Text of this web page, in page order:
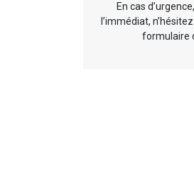
En cas
l’immédiat,
formulaire